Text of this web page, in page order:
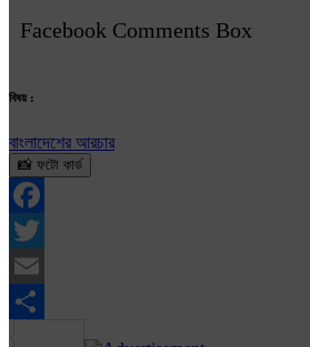
Facebook Comments Box
বিষয় :
বাংলাদেশের আরচার
📸 ফটো কার্ড
Facebook
Twitter
Email
Share